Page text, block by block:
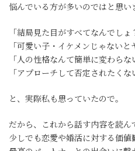
悩んでいる方が多いのではと思い
「結局見た目がすべてなんでしょ
「可愛い子・イケメンじゃないと
「人の性格なんて簡単に変わらな
「アプローチして否定されたくな
と、実際私も思っていたので。
だから、これから話す内容を読ん
少しでも恋愛や婚活に対する価値